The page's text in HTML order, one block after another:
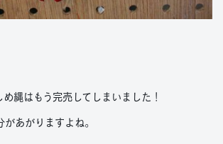
縄はもう完売してしまいました！
あがりますよね。